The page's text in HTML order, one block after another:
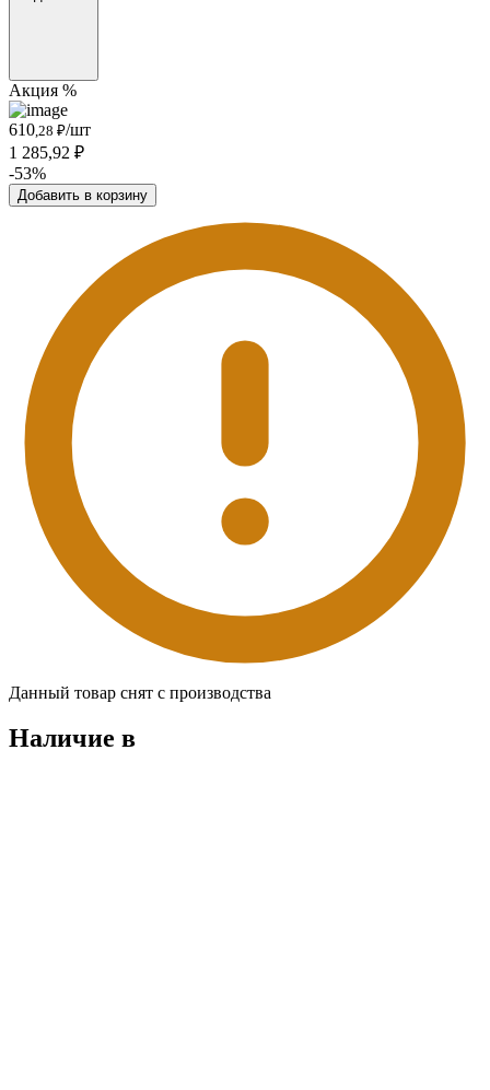
Акция %
610 ,28 ₽/шт
1 285,92 ₽
-53%
Добавить в корзину
Данный товар снят с производства
Наличие в